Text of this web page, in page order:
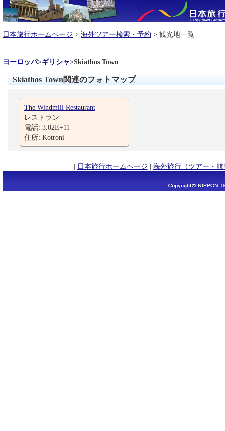
日本旅行ホームページ > 海外ツアー検索・予約 > 観光地一覧
ヨーロッパ>ギリシャ>Skiathos Town
Skiathos Town関連のフォトマップ
The Windmill Restaurant
レストラン
電話: 3.02E+11
住所: Kotroni
| 日本旅行ホームページ | 海外旅行（ツアー・航